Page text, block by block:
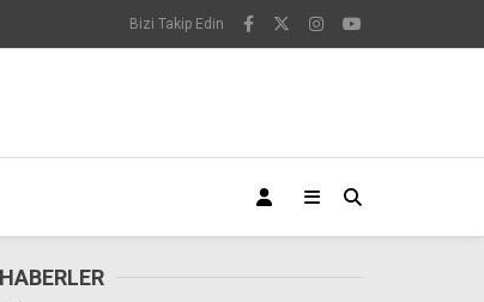
Bizi Takip Edin